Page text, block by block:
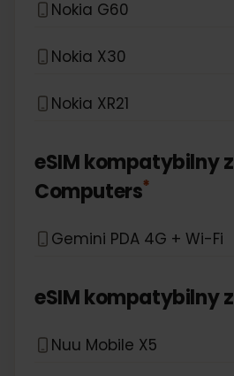
Nokia G60
Nokia X30
Nokia XR21
eSIM kompatybilny z
Computers*
Gemini PDA 4G + Wi-Fi
eSIM kompatybilny z
Nuu Mobile X5